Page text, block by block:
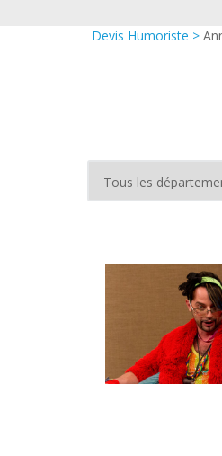
Devis Humoriste >